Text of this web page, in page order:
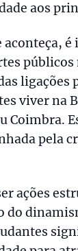
aos
aconteça,
públicos
ligações
viver na
Coimbra.
pela
ações
do